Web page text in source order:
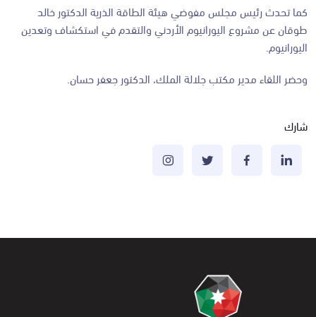
كما تحدث رئيس مجلس مفوضي هيئة الطاقة الذرية الدكتور خالد
طوقان عن مشروع اليورانيوم الأردني والتقدم في استكشاف وتعدين
اليورانيوم.
وحضر اللقاء مدير مكتب جلالة الملك، الدكتور جعفر حسان.
شارك